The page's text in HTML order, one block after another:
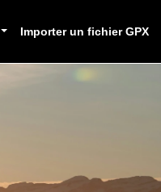
Importer un fichier GPX